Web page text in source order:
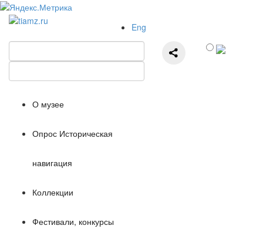
Eng
О музее
Опрос Историческая
навигация
Коллекции
Фестивали, конкурсы